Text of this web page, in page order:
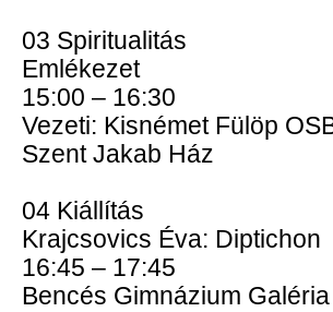
03 Spiritualitás
Emlékezet
15:00 – 16:30
Vezeti: Kisnémet Fülöp
Szent Jakab Ház
04 Kiállítás
Krajcsovics Éva: Diptichon
16:45 – 17:45
Bencés Gimnázium Galéria